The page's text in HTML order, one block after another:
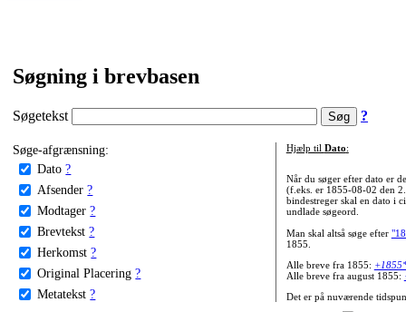
Søgning i brevbasen
Søgetekst ?
Søge-afgrænsning:
Dato ?
Afsender ?
Modtager ?
Brevtekst ?
Herkomst ?
Original Placering ?
Metatekst ?
Hjælp til Dato:
Når du søger efter dato er
(f.eks. er 1855-08-02 den
bindestreger skal en dato i
undlade søgeord.
Man skal altså søge efter
1855.
Alle breve fra 1855:
Alle breve fra august 1855:
Det er på nuværende